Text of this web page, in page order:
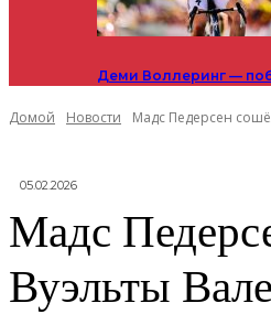
Деми Воллеринг —
Домой Новости Мадс Педерсен
05.02.2026
Мадс
Вуэльты